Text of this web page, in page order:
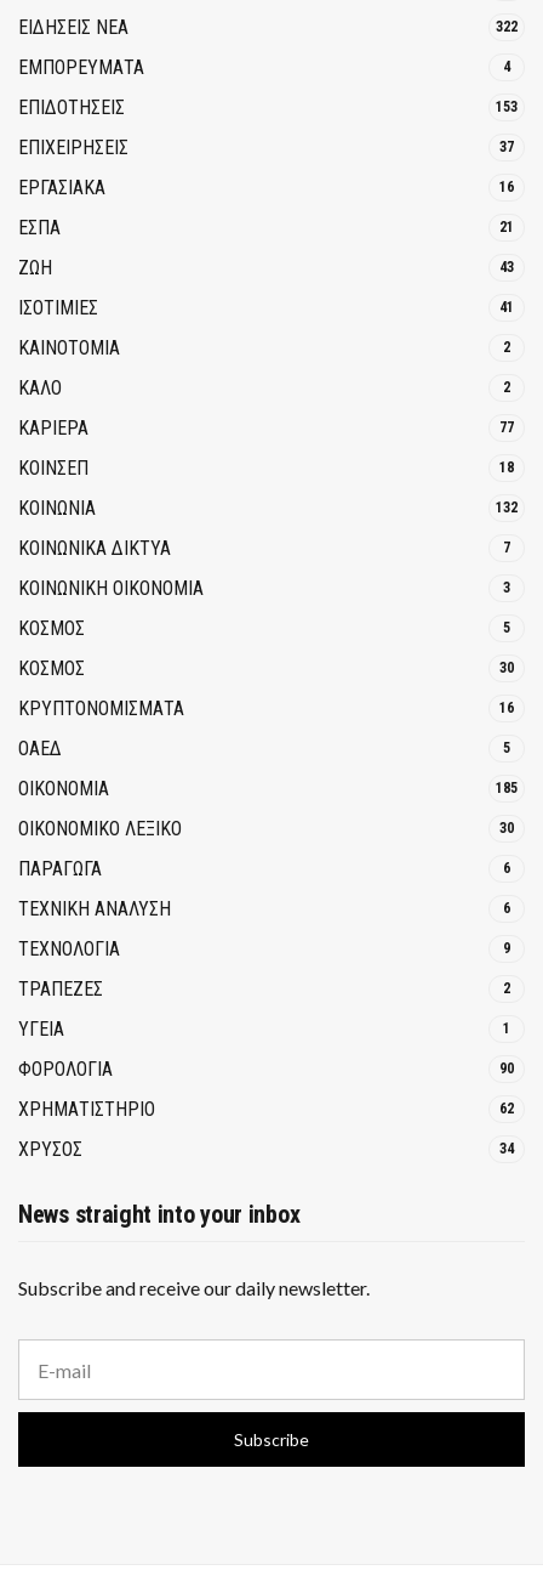
ΕΙΔΗΣΕΙΣ ΝΕΑ 322
ΕΜΠΟΡΕΥΜΑΤΑ 4
ΕΠΙΔΟΤΗΣΕΙΣ 153
ΕΠΙΧΕΙΡΗΣΕΙΣ 37
ΕΡΓΑΣΙΑΚΑ 16
ΕΣΠΑ 21
ΖΩΗ 43
ΙΣΟΤΙΜΙΕΣ 41
ΚΑΙΝΟΤΟΜΊΑ 2
ΚΑΛΟ 2
ΚΑΡΙΕΡΑ 77
ΚΟΙΝΣΕΠ 18
ΚΟΙΝΩΝΙΑ 132
ΚΟΙΝΩΝΙΚΆ ΔΊΚΤΥΑ 7
ΚΟΙΝΩΝΙΚΉ ΟΙΚΟΝΟΜΊΑ 3
ΚΟΣΜΟΣ 5
ΚΟΣΜΟΣ 30
ΚΡΥΠΤΟΝΟΜΊΣΜΑΤΑ 16
ΟΑΕΔ 5
ΟΙΚΟΝΟΜΙΑ 185
ΟΙΚΟΝΟΜΙΚΟ ΛΕΞΙΚΟ 30
ΠΑΡΑΓΩΓΑ 6
ΤΕΧΝΙΚΗ ΑΝΑΛΥΣΗ 6
ΤΕΧΝΟΛΟΓΙΑ 9
ΤΡΆΠΕΖΕΣ 2
ΥΓΕΙΑ 1
ΦΟΡΟΛΟΓΙΑ 90
ΧΡΗΜΑΤΙΣΤΗΡΙΟ 62
ΧΡΥΣΟΣ 34
News straight into your inbox
Subscribe and receive our daily newsletter.
a
i
a
Subscribe